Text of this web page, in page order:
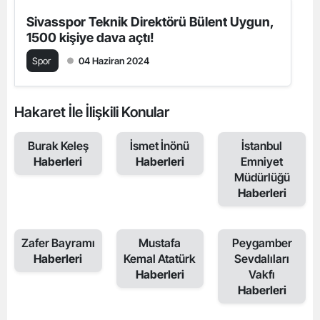
Sivasspor Teknik Direktörü Bülent Uygun,
1500 kişiye dava açtı!
Spor 04 Haziran 2024
Hakaret İle İlişkili Konular
Burak Keleş
Haberleri
İsmet İnönü
Haberleri
İstanbul
Emniyet
Müdürlüğü
Haberleri
Zafer Bayramı
Haberleri
Mustafa
Kemal Atatürk
Haberleri
Peygamber
Sevdalıları
Vakfı
Haberleri